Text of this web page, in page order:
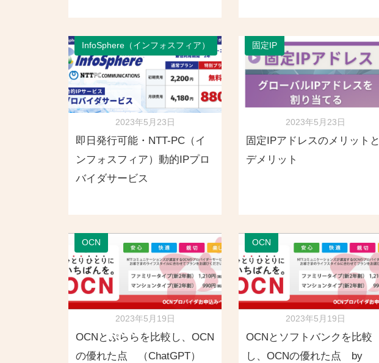
InfoSphere（インフォスフィア）
2023年5月23日
即日発行可能・NTT-PC（イ
ンフォスフィア）動的IPプロ
バイダサービス
固定IP
2023年5月23日
固定IPアドレスのメリットと
デメリット
OCN
2023年5月19日
OCNとぷららを比較し、OCN
の優れた点 （ChatGPT）
OCN
2023年5月19日
OCNとソフトバンクを比較
し、OCNの優れた点 by